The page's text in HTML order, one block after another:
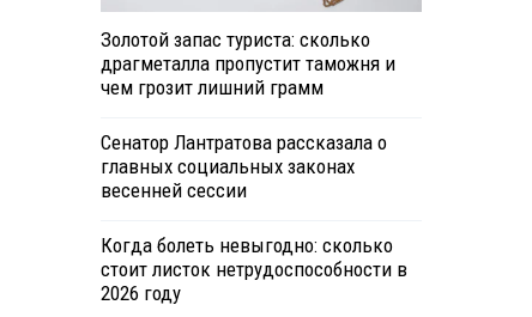
Золотой запас туриста: сколько
драгметалла пропустит таможня и
чем грозит лишний грамм
Сенатор Лантратова рассказала о
главных социальных законах
весенней сессии
Когда болеть невыгодно: сколько
стоит листок нетрудоспособности в
2026 году